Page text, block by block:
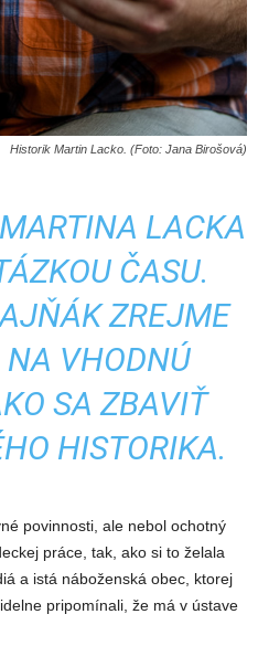
Historik Martin Lacko. (Foto: Jana Birošová)
LACKA
ČASU.
ZREJME
VHODNÚ
SA ZBAVIŤ
HISTORIKA.
povinnosti, ale nebol ochotný
práce, tak, ako si to želala
a istá náboženská obec, ktorej
pripomínali, že má v ústave